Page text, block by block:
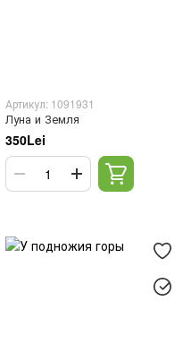
Артикул: 1091931
Луна и Земля
350Lei